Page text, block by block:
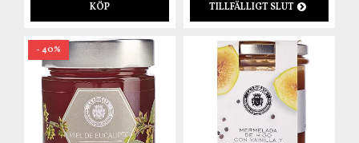
KÖP TILLFÄLLIGT SLUT
- 40%